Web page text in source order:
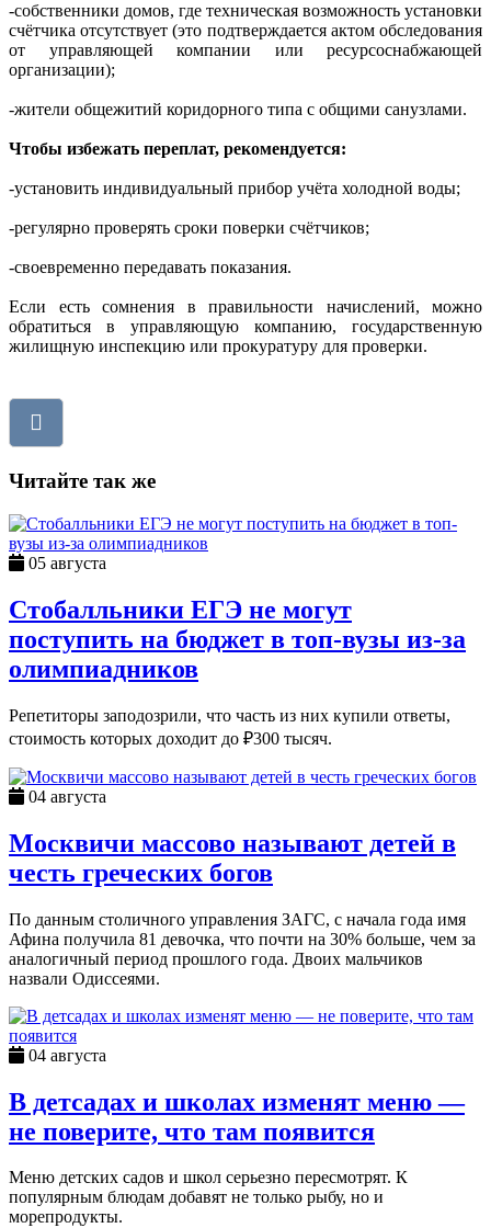
-собственники домов, где техническая возможность установки
счётчика отсутствует (это подтверждается актом обследования
от управляющей компании или ресурсоснабжающей
организации);
-жители общежитий коридорного типа с общими санузлами.
Чтобы избежать переплат, рекомендуется:
-установить индивидуальный прибор учёта холодной воды;
-регулярно проверять сроки поверки счётчиков;
-своевременно передавать показания.
Если есть сомнения в правильности начислений, можно
обратиться в управляющую компанию, государственную
жилищную инспекцию или прокуратуру для проверки.
Читайте так же
05 августа
Стобалльники ЕГЭ не могут
поступить на бюджет в топ-вузы из-за
олимпиадников
Репетиторы заподозрили, что часть из них купили ответы,
стоимость которых доходит до ₽300 тысяч.
04 августа
Москвичи массово называют детей в
честь греческих богов
По данным столичного управления ЗАГС, с начала года имя
Афина получила 81 девочка, что почти на 30% больше, чем за
аналогичный период прошлого года. Двоих мальчиков
назвали Одиссеями.
04 августа
В детсадах и школах изменят меню —
не поверите, что там появится
Меню детских садов и школ серьезно пересмотрят. К
популярным блюдам добавят не только рыбу, но и
морепродукты.